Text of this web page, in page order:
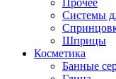
Прочее
Системы
Шприцы
Косметика
Банные